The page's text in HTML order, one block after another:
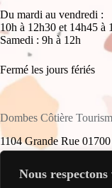
Nous
Du mardi au vendredi :
10h à 12h30 et 14h45 à
Samedi : 9h à 12h
Fermé les jours fériés
Dombes Côtière
1104 Grande Rue
+33(0)4 78 55 61 16